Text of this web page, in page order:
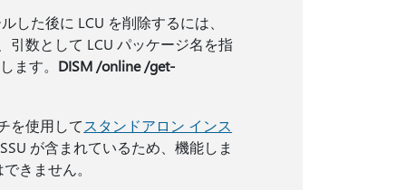
した後に LCU を削除するには、
数として LCU パッケージ名を指
ます。 DISM /online /get-
を使用してスタンドアロン インス
が含まれているため、機能しま
きません。